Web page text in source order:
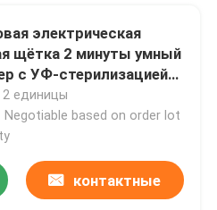
электрическая
щётка 2 минуты умный
с УФ-стерилизацией
здоровья
2 единицы
Negotiable based on order lot
контактные